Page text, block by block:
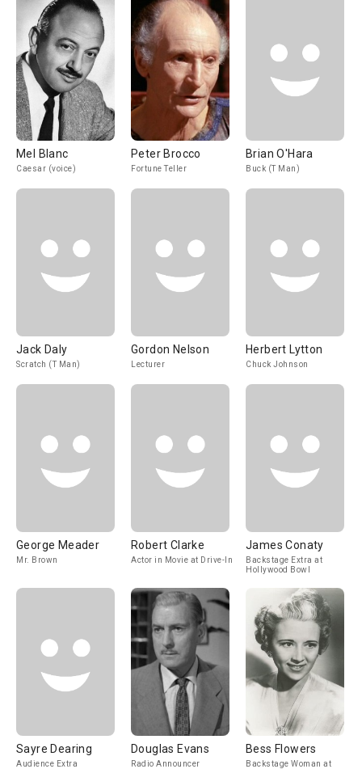
Mel Blanc
Caesar (voice)
Peter Brocco
Fortune Teller
Brian O'Hara
Buck (T Man)
Jack Daly
Scratch (T Man)
Gordon Nelson
Lecturer
Herbert Lytton
Chuck Johnson
George Meader
Mr. Brown
Robert Clarke
Actor in Movie at Drive-In
James Conaty
Backstage Extra at
Hollywood Bowl
Sayre Dearing
Audience Extra
Douglas Evans
Radio Announcer
Bess Flowers
Backstage Woman at